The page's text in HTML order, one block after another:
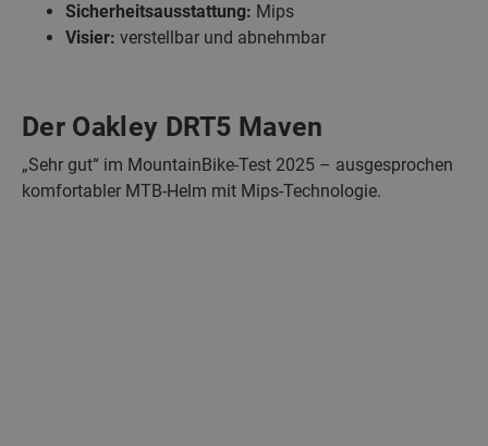
Sicherheitsausstattung: Mips
Visier: verstellbar und abnehmbar
Der Oakley DRT5 Maven
„Sehr gut“ im MountainBike-Test 2025 – ausgesprochen
komfortabler MTB-Helm mit Mips-Technologie.